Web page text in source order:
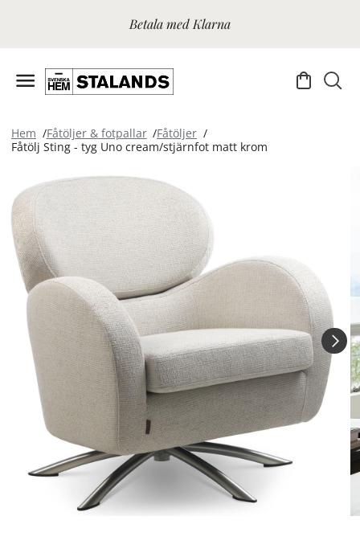
Betala med Klarna
Hem Fåtöljer & fotpallar
Fåtöljer
Fåtölj Sting - tyg Uno cream/stjärnfot matt krom